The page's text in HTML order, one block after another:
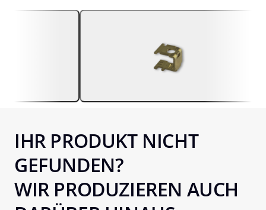
IHR PRODUKT NICHT
GEFUNDEN?
WIR PRODUZIEREN AUCH